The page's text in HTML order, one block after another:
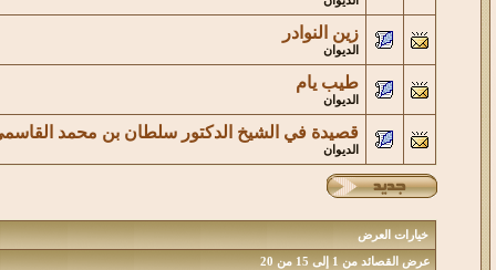
زين النوادر
الديوان
طيب يام
الديوان
قصيدة في الشيخ الدكتور سلطان بن محمد
الديوان
خيارات العرض
عرض القصائد من 1 إلى 15 من 20